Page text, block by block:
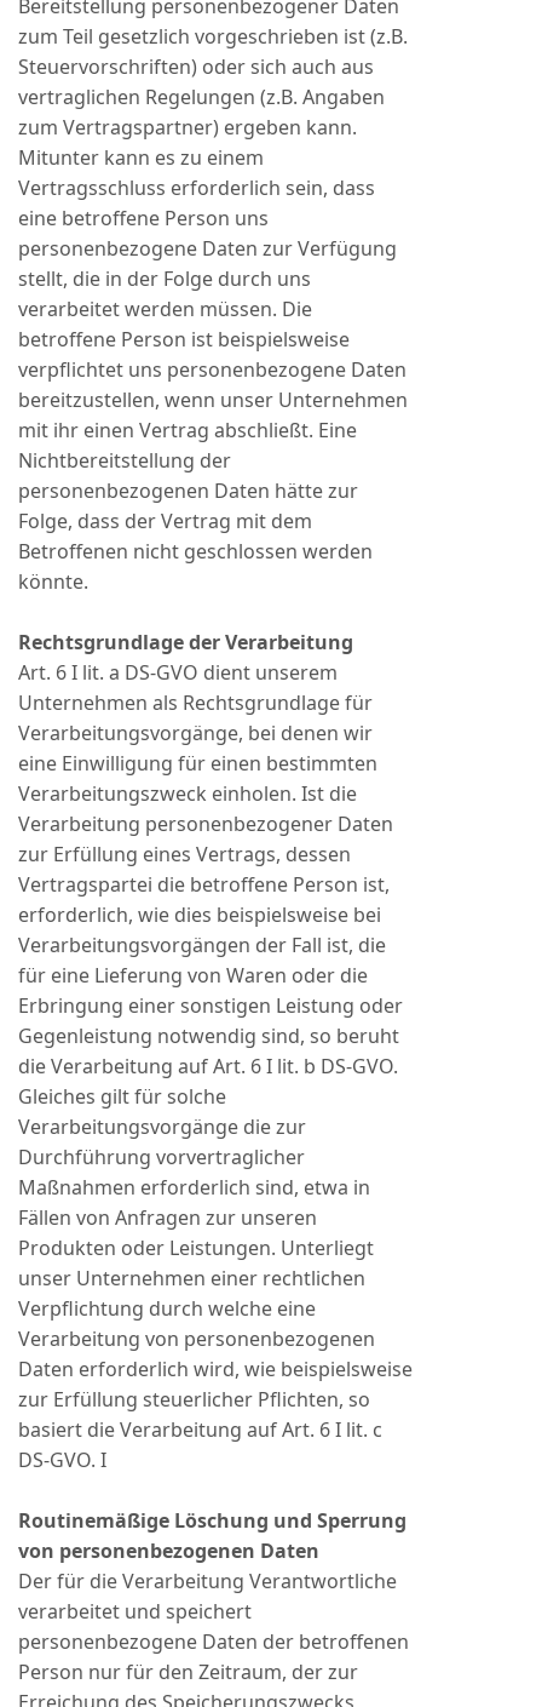
Bereitstellung personenbezogener Daten
zum Teil gesetzlich vorgeschrieben ist (z.B.
Steuervorschriften) oder sich auch aus
vertraglichen Regelungen (z.B. Angaben
zum Vertragspartner) ergeben kann.
Mitunter kann es zu einem
Vertragsschluss erforderlich sein, dass
eine betroffene Person uns
personenbezogene Daten zur Verfügung
stellt, die in der Folge durch uns
verarbeitet werden müssen. Die
betroffene Person ist beispielsweise
verpflichtet uns personenbezogene Daten
bereitzustellen, wenn unser Unternehmen
mit ihr einen Vertrag abschließt. Eine
Nichtbereitstellung der
personenbezogenen Daten hätte zur
Folge, dass der Vertrag mit dem
Betroffenen nicht geschlossen werden
könnte.
Rechtsgrundlage der Verarbeitung
Art. 6 I lit. a DS-GVO dient unserem
Unternehmen als Rechtsgrundlage für
Verarbeitungsvorgänge, bei denen wir
eine Einwilligung für einen bestimmten
Verarbeitungszweck einholen. Ist die
Verarbeitung personenbezogener Daten
zur Erfüllung eines Vertrags, dessen
Vertragspartei die betroffene Person ist,
erforderlich, wie dies beispielsweise bei
Verarbeitungsvorgängen der Fall ist, die
für eine Lieferung von Waren oder die
Erbringung einer sonstigen Leistung oder
Gegenleistung notwendig sind, so beruht
die Verarbeitung auf Art. 6 I lit. b DS-GVO.
Gleiches gilt für solche
Verarbeitungsvorgänge die zur
Durchführung vorvertraglicher
Maßnahmen erforderlich sind, etwa in
Fällen von Anfragen zur unseren
Produkten oder Leistungen. Unterliegt
unser Unternehmen einer rechtlichen
Verpflichtung durch welche eine
Verarbeitung von personenbezogenen
Daten erforderlich wird, wie beispielsweise
zur Erfüllung steuerlicher Pflichten, so
basiert die Verarbeitung auf Art. 6 I lit. c
DS-GVO. I
Routinemäßige Löschung und Sperrung
von personenbezogenen Daten
Der für die Verarbeitung Verantwortliche
verarbeitet und speichert
personenbezogene Daten der betroffenen
Person nur für den Zeitraum, der zur